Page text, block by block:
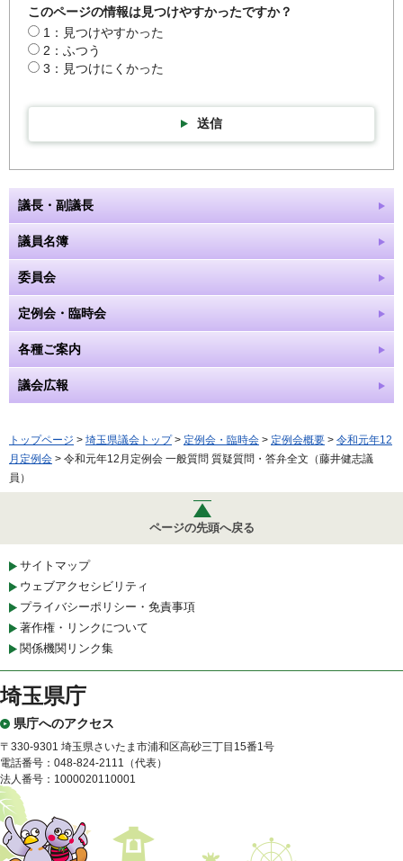
このページの情報は見つけやすかったですか？
1：見つけやすかった
2：ふつう
3：見つけにくかった
送信
議長・副議長
議員名簿
委員会
定例会・臨時会
各種ご案内
議会広報
トップページ > 埼玉県議会トップ> 定例会・臨時会 > 定例会概要 > 令和元年12
月定例会 > 令和元年12月定例会 一般質問 質疑質問・答弁全文（藤井健志議
員）
ページの先頭へ戻る
サイトマップ
ウェブアクセシビリティ
プライバシーポリシー・免責事項
著作権・リンクについて
関係機関リンク集
埼玉県庁
県庁へのアクセス
〒330-9301 埼玉県さいたま市浦和区高砂三丁目15番1号
電話番号：048-824-2111（代表）
法人番号：1000020110001